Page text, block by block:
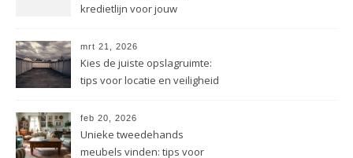
kredietlijn voor jouw
mrt 21, 2026
Kies de juiste opslagruimte:
tips voor locatie en veiligheid
feb 20, 2026
Unieke tweedehands
meubels vinden: tips voor